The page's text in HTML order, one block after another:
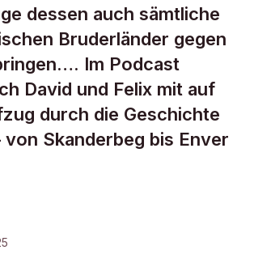
dessen auch sämtliche
Bruderländer gegen
Im Podcast
David und Felix mit auf
durch die Geschichte
von Skanderbeg bis Enver